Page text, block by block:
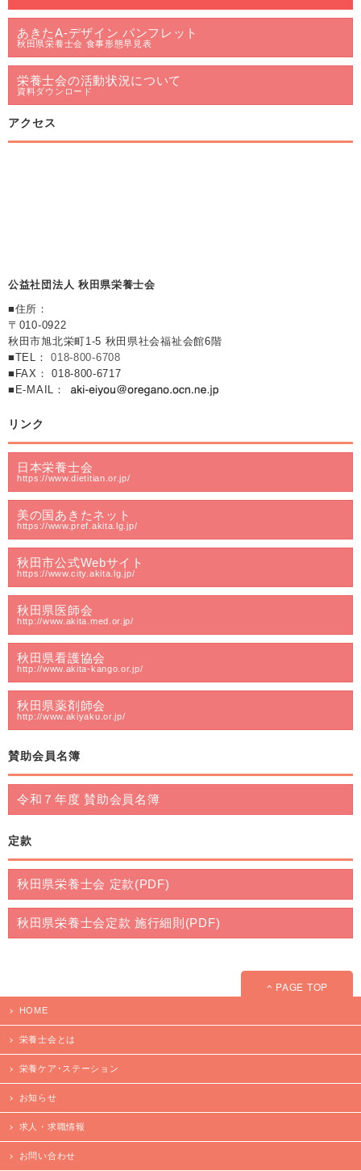
あきたA-デザイン パンフレット
秋田県栄養士会 食事形態早見表
栄養士会の活動状況について
資料ダウンロード
アクセス
公益社団法人 秋田県栄養士会
■住所：
〒010-0922
秋田市旭北栄町1-5 秋田県社会福祉会館6階
■TEL：018-800-6708
■FAX： 018-800-6717
■E-MAIL：
リンク
日本栄養士会
https://www.dietitian.or.jp/
美の国あきたネット
https://www.pref.akita.lg.jp/
秋田市公式Webサイト
https://www.city.akita.lg.jp/
秋田県医師会
http://www.akita.med.or.jp/
秋田県看護協会
http://www.akita-kango.or.jp/
秋田県薬剤師会
http://www.akiyaku.or.jp/
賛助会員名簿
令和７年度 賛助会員名簿
定款
秋田県栄養士会 定款(PDF)
秋田県栄養士会定款 施行細則(PDF)
PAGE TOP
HOME
栄養士会とは
栄養ケア･ステーション
お知らせ
求人・求職情報
お問い合わせ